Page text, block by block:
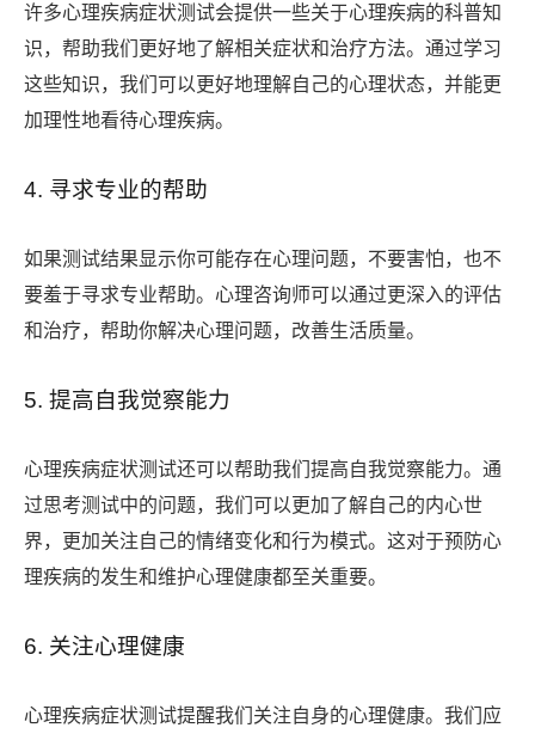
许多心理疾病症状测试会提供一些关于心理疾病的科普知
识，帮助我们更好地了解相关症状和治疗方法。通过学习
这些知识，我们可以更好地理解自己的心理状态，并能更
加理性地看待心理疾病。
4. 寻求专业的帮助
如果测试结果显示你可能存在心理问题，不要害怕，也不
要羞于寻求专业帮助。心理咨询师可以通过更深入的评估
和治疗，帮助你解决心理问题，改善生活质量。
5. 提高自我觉察能力
心理疾病症状测试还可以帮助我们提高自我觉察能力。通
过思考测试中的问题，我们可以更加了解自己的内心世
界，更加关注自己的情绪变化和行为模式。这对于预防心
理疾病的发生和维护心理健康都至关重要。
6. 关注心理健康
心理疾病症状测试提醒我们关注自身的心理健康。我们应